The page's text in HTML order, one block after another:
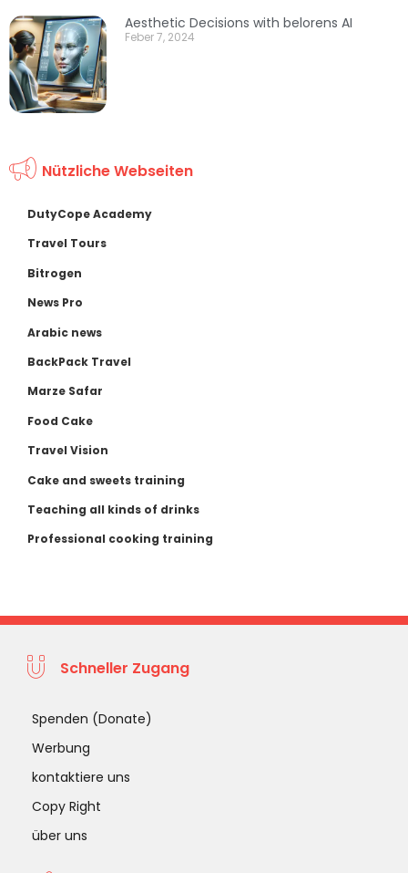
Aesthetic Decisions with belorens AI
Feber 7, 2024
Nützliche Webseiten
DutyCope Academy
Travel Tours
Bitrogen
News Pro
Arabic news
BackPack Travel
Marze Safar
Food Cake
Travel Vision
Cake and sweets training
Teaching all kinds of drinks
Professional cooking training
Schneller Zugang
Spenden (Donate)
Werbung
kontaktiere uns
Copy Right
über uns